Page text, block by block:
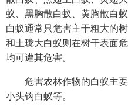
蚁、黑胸散白蚁、黄胸散白
白蚁通常只危害主干粗大的
和土珑大白蚁则在树干表面
均可遭其危害。
危害农林作物的白蚁主要
小头钩白蚁等。